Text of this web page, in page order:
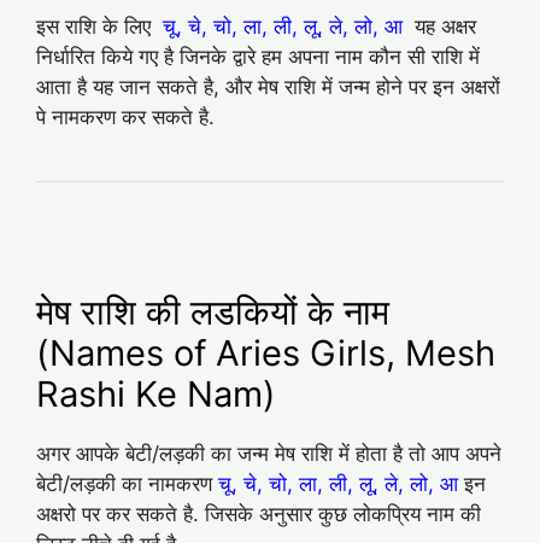
इस राशि के लिएचू, चे, चो, ला, ली, लू, ले, लो, आयह अक्षर
निर्धारित किये गए है जिनके द्वारे हम अपना नाम कौन सी राशि में
आता है यह जान सकते है, और मेष राशि में जन्म होने पर इन अक्षरों
पे नामकरण कर सकते है.
मेष राशि की लडकियों के नाम
(Names of Aries Girls, Mesh
Rashi Ke Nam)
अगर आपके बेटी/लड़की का जन्म मेष राशि में होता है तो आप अपने
बेटी/लड़की का नामकरणचू, चे, चो, ला, ली, लू, ले, लो, आइन
अक्षरो पर कर सकते है. जिसके अनुसार कुछ लोकप्रिय नाम की